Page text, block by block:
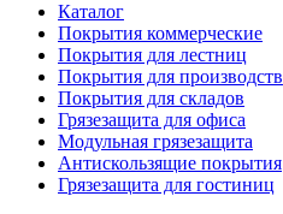
Каталог
Покрытия коммерческие
Покрытия для лестниц
Покрытия для производств
Покрытия для складов
Грязезащита для офиса
Модульная грязезащита
Антискользящие покрытия
Грязезащита для гостиниц